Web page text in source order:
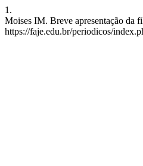
1.
Moises IM. Breve apresentação da
https://faje.edu.br/periodicos/